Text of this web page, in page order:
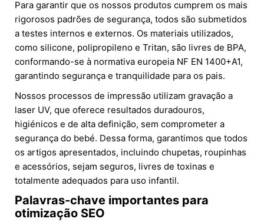
Para garantir que os nossos produtos cumprem os mais
rigorosos padrões de segurança, todos são submetidos
a testes internos e externos. Os materiais utilizados,
como silicone, polipropileno e Tritan, são livres de BPA,
conformando-se à normativa europeia NF EN 1400+A1,
garantindo segurança e tranquilidade para os pais.
Nossos processos de impressão utilizam gravação a
laser UV, que oferece resultados duradouros,
higiénicos e de alta definição, sem comprometer a
segurança do bebé. Dessa forma, garantimos que todos
os artigos apresentados, incluindo chupetas, roupinhas
e acessórios, sejam seguros, livres de toxinas e
totalmente adequados para uso infantil.
Palavras-chave importantes para
otimização SEO